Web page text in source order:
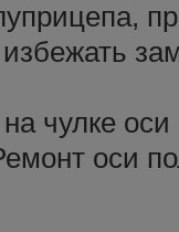
чулке
оси